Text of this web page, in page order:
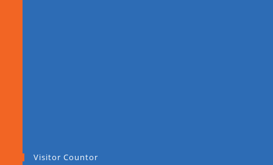
Visitor Countor